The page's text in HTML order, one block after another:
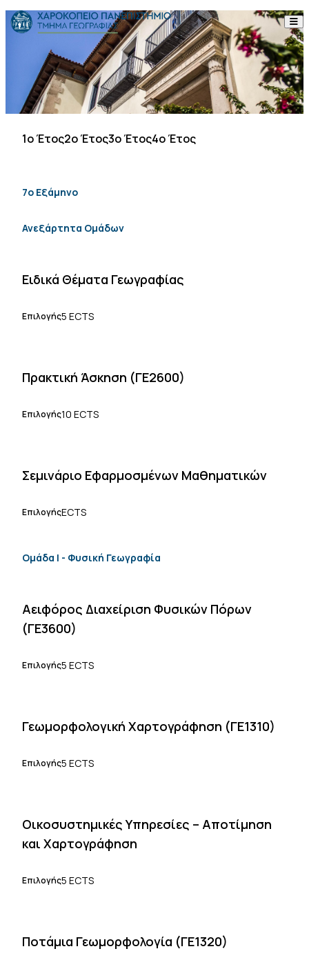
Skip to content
Το Τμήμα
Σπουδές
Ανακοινώσεις
Επικοινωνία
1ο Έτος2ο Έτος3ο Έτος4ο Έτος
7ο Εξάμηνο
Ανεξάρτητα Ομάδων
Ειδικά Θέματα Γεωγραφίας
Επιλογής5 ECTS
Πρακτική Άσκηση (ΓΕ2600)
Επιλογής10 ECTS
Σεμινάριο Εφαρμοσμένων Μαθηματικών
ΕπιλογήςECTS
Ομάδα Ι - Φυσική Γεωγραφία
Αειφόρος Διαχείριση Φυσικών Πόρων
(ΓΕ3600)
Επιλογής5 ECTS
Γεωμορφολογική Χαρτογράφηση (ΓΕ1310)
Επιλογής5 ECTS
Οικοσυστημικές Υπηρεσίες – Αποτίμηση
και Χαρτογράφηση
Επιλογής5 ECTS
Ποτάμια Γεωμορφολογία (ΓΕ1320)